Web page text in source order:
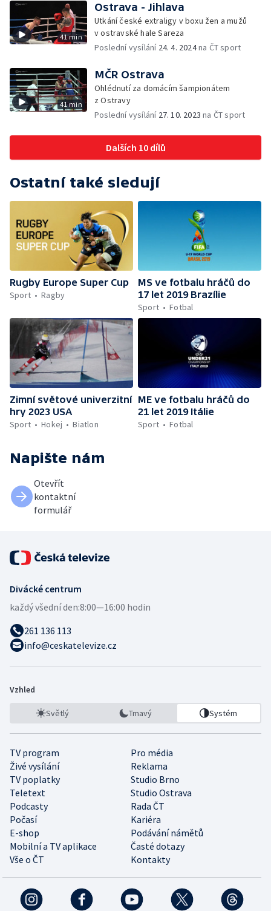
41 min
Ostrava - Jihlava
Utkání české extraligy v boxu žen a mužů
v ostravské hale Sareza
Poslední vysílání 24. 4. 2024na ČT sport
41 min
MČR Ostrava
Ohlédnutí za domácím šampionátem
z Ostravy
Poslední vysílání 27. 10. 2023 na ČT sport
Dalších 10 dílů
Ostatní také sledují
Rugby Europe Super Cup
Sport
Ragby
MS ve fotbalu hráčů do
17 let 2019 Brazílie
Sport
Fotbal
Zimní světové univerzitní
hry 2023 USA
Sport
Hokej Biatlon
ME ve fotbalu hráčů do
21 let 2019 Itálie
Sport
Fotbal
Napište nám
Otevřít
kontaktní
formulář
Divácké centrum
každý všední den:8:00—16:00 hodin
261 136 113
info@ceskatelevize.cz
Vzhled
Světlý Tmavý Systém
TV program
Pro média
Živé vysílání
Reklama
TV poplatky
Studio Brno
Teletext
Studio Ostrava
Podcasty
Rada ČT
Počasí
Kariéra
E-shop
Podávání námětů
Mobilní a TV aplikace
Časté dotazy
Vše o ČT
Kontakty